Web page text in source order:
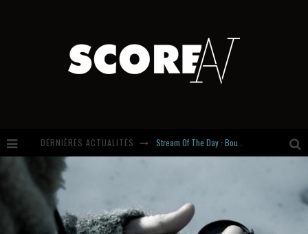
DERNIÈRES ACTUALITÉS
Introducing Newcomer : Gudewife